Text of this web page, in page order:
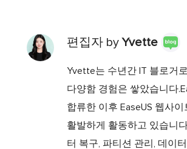
편집자 byYvette
Yvette는 수년간 IT 블로거
다양함 경험은 쌓았습니다
합류한 이후 EaseUS 웹사이
활발하게 활동하고 있습니
터 복구, 파티션 관리, 데이